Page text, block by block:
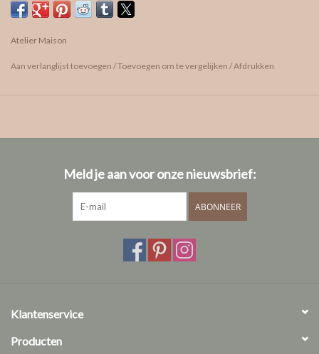
alle aandacht en combineert Selflove moeiteloos met een
Tijdloos en elegant ontwerp
Verkrijgbaar met natuurlijke of labgrown diamant
Kies de diamant die bij jou past
formaat, het type en de kwaliteit van de diamant. Dankzij de
dubbele viergriffenzetting komt deze ring bijzonder mooi tot zijn
de diamant die het beste past bij jouw wensen en budget.
Atelier Maison
Aan verlanglijst toevoegen /Toevoegen om te vergelijken /Afdrukken
Meld je aan voor onze nieuwsbrief:
ABONNEER
Klantenservice
Producten